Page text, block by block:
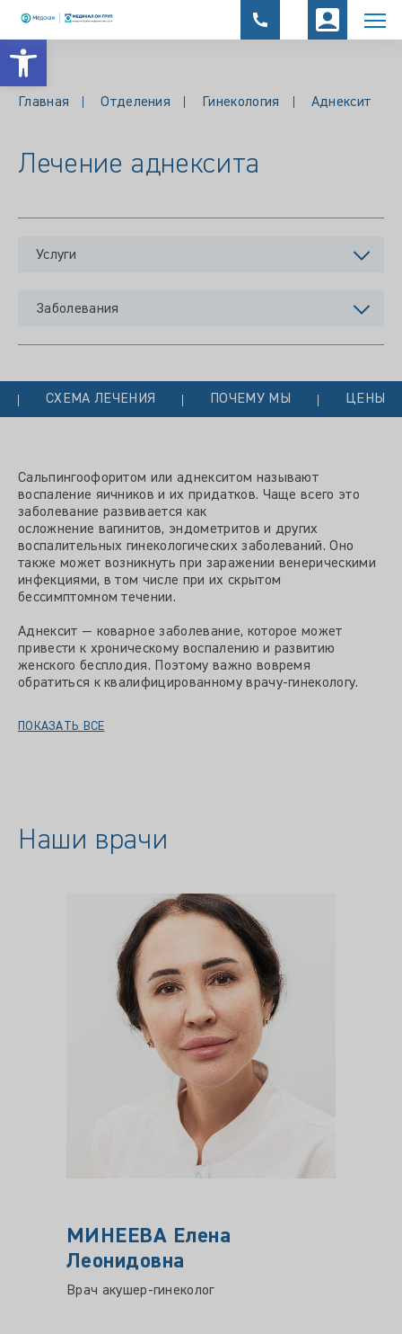
Открыть панель инструментов
Главная Отделения Гинекология Аднексит
Лечение аднексита
Услуги
Заболевания
СХЕМА ЛЕЧЕНИЯ ПОЧЕМУ МЫ ЦЕНЫ
Сальпингоофоритом или аднекситом называют
воспаление яичников и их придатков. Чаще всего это
заболевание развивается как
осложнение вагинитов, эндометритов и других
воспалительных гинекологических заболеваний. Оно
также может возникнуть при заражении венерическими
инфекциями, в том числе при их скрытом
бессимптомном течении.
Аднексит — коварное заболевание, которое может
привести к хроническому воспалению и развитию
женского бесплодия. Поэтому важно вовремя
обратиться к квалифицированному врачу-гинекологу.
ПОКАЗАТЬ ВСЕ
Наши врачи
МИНЕЕВА Елена
Леонидовна
Врач акушер-гинеколог